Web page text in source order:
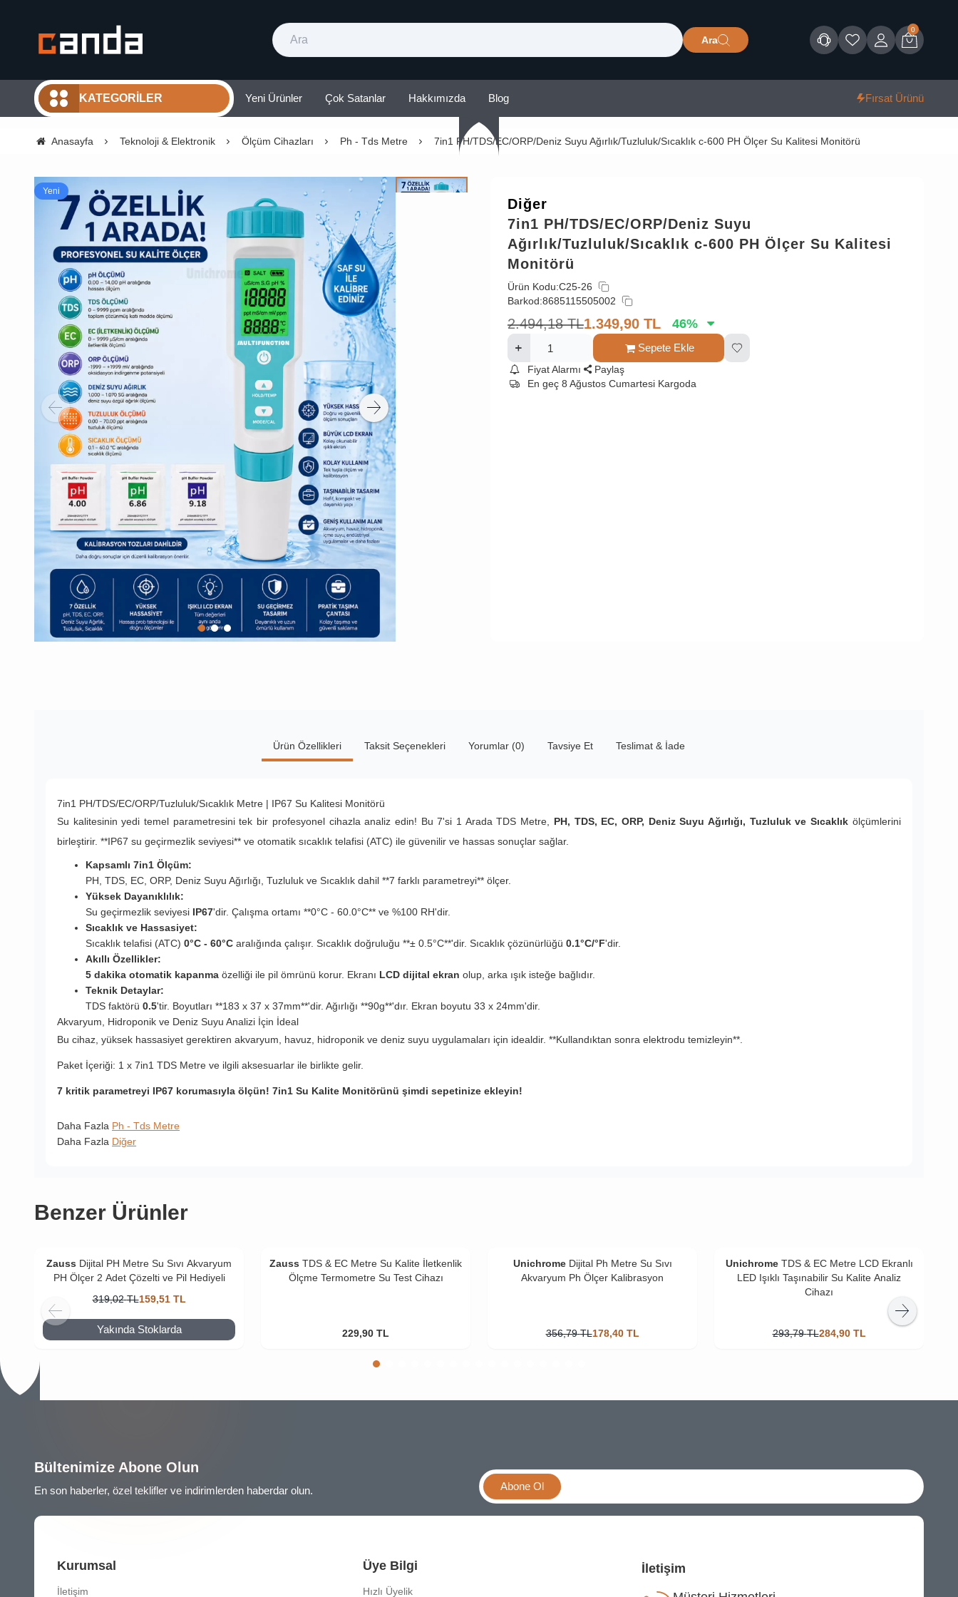
Ara
Müşteri Hizmetleri
Favorilerim
Giriş Sepet
0
KATEGORILER Yeni Ürünler Çok Satanlar Hakkımızda Blog Fırsat Ürünü
Anasayfa Teknoloji & Elektronik Ölçüm Cihazları Ph - Tds Metre 7in1 PH/TDS/EC/ORP/Deniz Suyu Ağırlık/Tuzluluk/Sıcaklık c-600 PH Ölçer Su Kalitesi Monitörü
Yeni
Diğer
7in1 PH/TDS/EC/ORP/Deniz Suyu
Ağırlık/Tuzluluk/Sıcaklık c-600 PH Ölçer Su Kalitesi
Monitörü
Ürün Kodu:C25-26
Barkod:8685115505002
2.494,18 TL1.349,90 TL 46%
Sepete Ekle
Fiyat Alarmı
Paylaş
En geç 8 Ağustos Cumartesi Kargoda
Ürün Özellikleri Taksit Seçenekleri Yorumlar (0) Tavsiye Et Teslimat & İade
7in1 PH/TDS/EC/ORP/Tuzluluk/Sıcaklık Metre | IP67 Su Kalitesi Monitörü
Su kalitesinin yedi temel parametresini tek bir profesyonel cihazla analiz edin! Bu 7'si 1 Arada TDS Metre, PH, TDS, EC, ORP, Deniz Suyu Ağırlığı, Tuzluluk ve Sıcaklık ölçümlerini
birleştirir. **IP67 su geçirmezlik seviyesi** ve otomatik sıcaklık telafisi (ATC) ile güvenilir ve hassas sonuçlar sağlar.
Kapsamlı 7in1 Ölçüm:
PH, TDS, EC, ORP, Deniz Suyu Ağırlığı, Tuzluluk ve Sıcaklık dahil **7 farklı parametreyi** ölçer.
Yüksek Dayanıklılık:
Su geçirmezlik seviyesi IP67'dir. Çalışma ortamı **0°C - 60.0°C** ve %100 RH'dir.
Sıcaklık ve Hassasiyet:
Sıcaklık telafisi (ATC) 0°C - 60°C aralığında çalışır. Sıcaklık doğruluğu **± 0.5°C**'dir. Sıcaklık çözünürlüğü 0.1°C/°F'dir.
Akıllı Özellikler:
5 dakika otomatik kapanma özelliği ile pil ömrünü korur. Ekranı LCD dijital ekran olup, arka ışık isteğe bağlıdır.
Teknik Detaylar:
TDS faktörü 0.5'tir. Boyutları **183 x 37 x 37mm**'dir. Ağırlığı **90g**'dır. Ekran boyutu 33 x 24mm'dir.
Akvaryum, Hidroponik ve Deniz Suyu Analizi İçin İdeal
Bu cihaz, yüksek hassasiyet gerektiren akvaryum, havuz, hidroponik ve deniz suyu uygulamaları için idealdir. **Kullandıktan sonra elektrodu temizleyin**.
Paket İçeriği: 1 x 7in1 TDS Metre ve ilgili aksesuarlar ile birlikte gelir.
7 kritik parametreyi IP67 korumasıyla ölçün! 7in1 Su Kalite Monitörünü şimdi sepetinize ekleyin!
Daha Fazla Ph - Tds Metre
Daha Fazla Diğer
Benzer Ürünler
Zauss Dijital PH Metre Su Sıvı Akvaryum
PH Ölçer 2 Adet Çözelti ve Pil Hediyeli
319,02 TL159,51 TL
Yakında Stoklarda
Zauss TDS & EC Metre Su Kalite İletkenlik
Ölçme Termometre Su Test Cihazı
229,90 TL
Unichrome Dijital Ph Metre Su Sıvı
Akvaryum Ph Ölçer Kalibrasyon
356,79 TL178,40 TL
Unichrome TDS & EC Metre LCD Ekranlı
LED Işıklı Taşınabilir Su Kalite Analiz
Cihazı
293,79 TL284,90 TL
Bültenimize Abone Olun
En son haberler, özel teklifler ve indirimlerden haberdar olun. Abone Ol
Kurumsal
İletişim
Üye Bilgi
Hızlı Üyelik
İletişim